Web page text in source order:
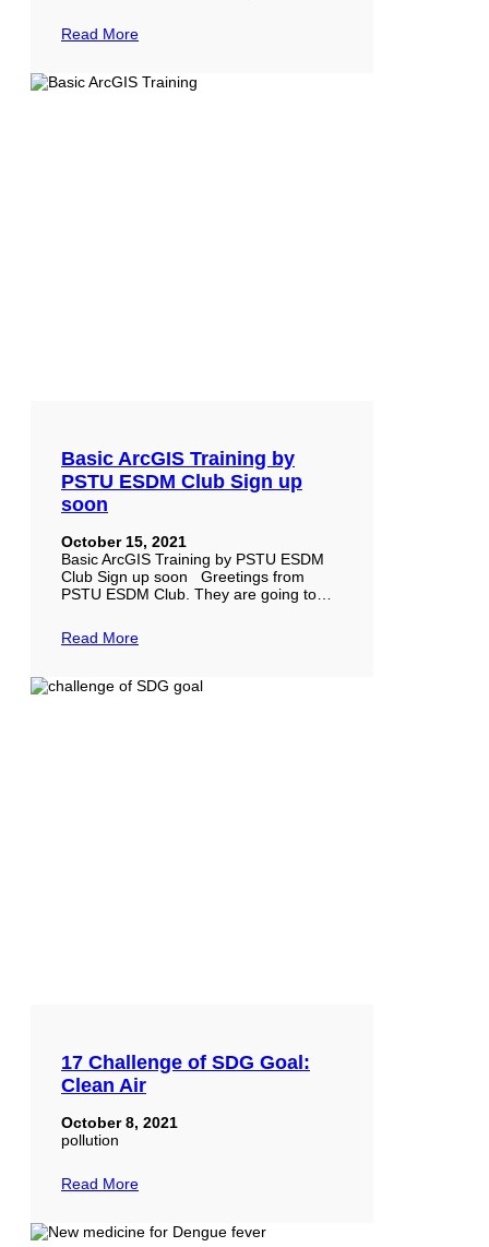
Read More
Basic ArcGIS Training by
PSTU ESDM Club Sign up
soon
October 15, 2021
Basic ArcGIS Training by PSTU ESDM
Club Sign up soon Greetings from
PSTU ESDM Club. They are going to…
Read More
17 Challenge of SDG Goal:
Clean Air
October 8, 2021
pollution
Read More